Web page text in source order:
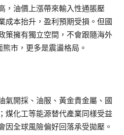
，油價上漲帶來輸入性通脹壓
成本抬升，盈利預期受損。但國
策擁有獨立空間，不會跟隨海外
市，更多是震盪格局。
氣開採、油服、黃金貴金屬、國
煤化工等能源替代產業同樣受益
因全球風險偏好回落承受拋壓。